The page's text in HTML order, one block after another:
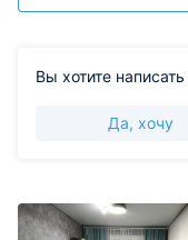
Вы хотите
Да, хочу